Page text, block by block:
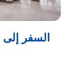
السفر إلى